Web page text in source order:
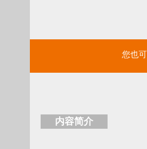
您也
内容简介